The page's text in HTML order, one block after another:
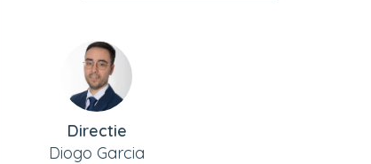
Directie
Diogo Garcia